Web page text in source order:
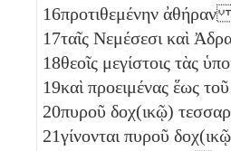
16προτιθεμένην
17ταῖς Νεμέσεσι καὶ
18θεοῖς μεγίστοις τὰς
19καὶ προειμένας ἕως τοῦ
20πυροῦ δοχ(ικῷ)
21γίνονται πυροῦ